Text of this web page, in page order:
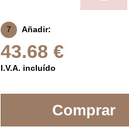
7 Añadir:
43.68 €
I.V.A. incluído
Comprar